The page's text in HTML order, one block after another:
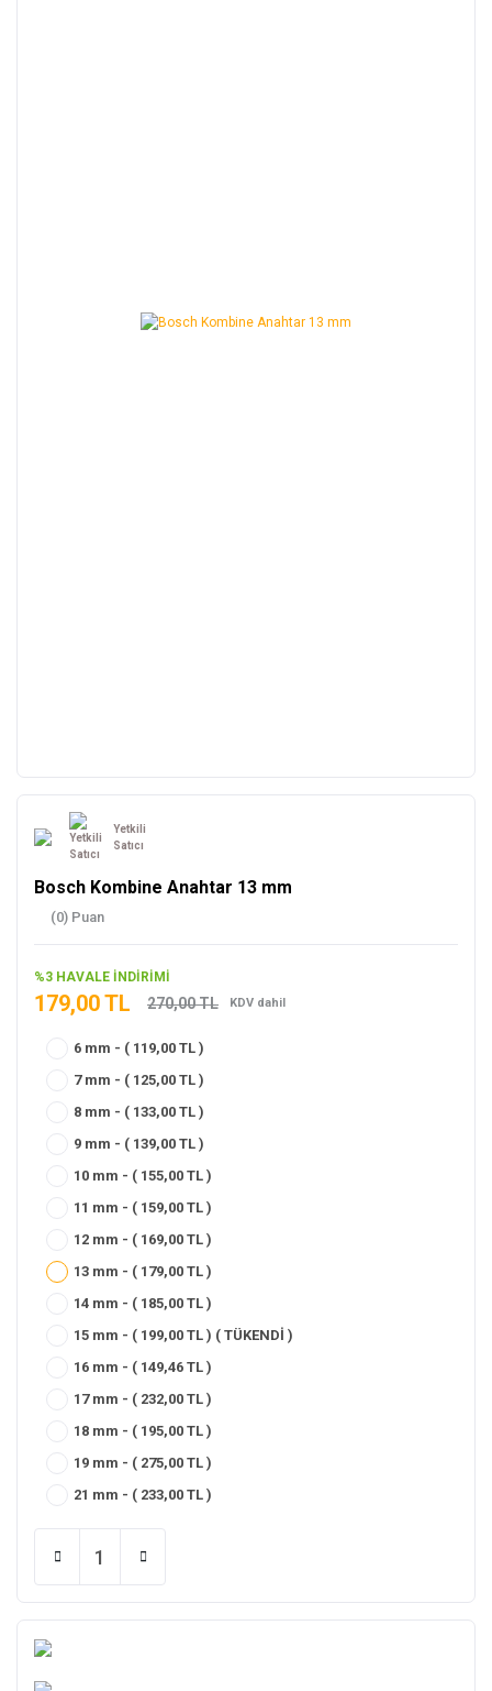
Yetkili
Satıcı
Bosch Kombine Anahtar 13 mm
(0) Puan
%3 HAVALE İNDİRİMİ
179,00 TL 270,00 TL KDV dahil
6 mm - ( 119,00 TL )
7 mm - ( 125,00 TL )
8 mm - ( 133,00 TL )
9 mm - ( 139,00 TL )
10 mm - ( 155,00 TL )
11 mm - ( 159,00 TL )
12 mm - ( 169,00 TL )
13 mm - ( 179,00 TL )
14 mm - ( 185,00 TL )
15 mm - ( 199,00 TL ) ( TÜKENDİ )
16 mm - ( 149,46 TL )
17 mm - ( 232,00 TL )
18 mm - ( 195,00 TL )
19 mm - ( 275,00 TL )
21 mm - ( 233,00 TL )